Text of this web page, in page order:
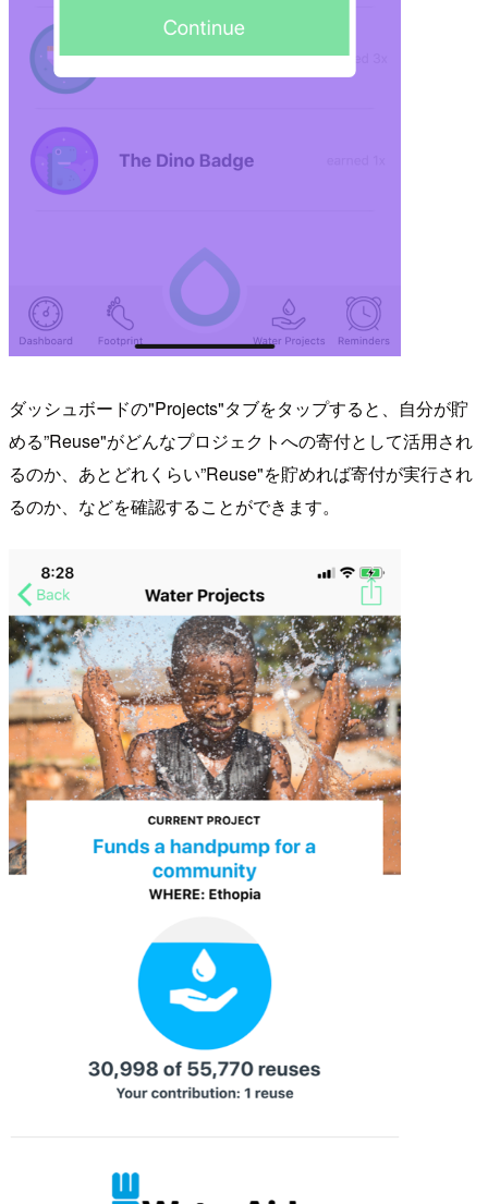
ダッシュボードの"Projects"タブをタップすると、自分が貯
める”Reuse"がどんなプロジェクトへの寄付として活用され
るのか、あとどれくらい”Reuse"を貯めれば寄付が実行され
るのか、などを確認することができます。